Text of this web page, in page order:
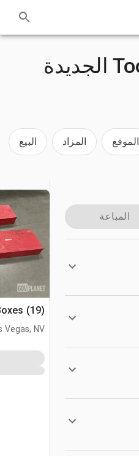
معدات Tool Box الجديدة
الموقع المزاد البيع
المباعة
(19) Assorted Tool Boxes
Vegas, NV